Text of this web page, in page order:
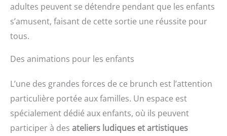
adultes peuvent se détendre pendant que les enfants
s’amusent, faisant de cette sortie une réussite pour
tous.
Des animations pour les enfants
L’une des grandes forces de ce brunch est l’attention
particulière portée aux familles. Un espace est
spécialement dédié aux enfants, où ils peuvent
participer à des ateliers ludiques et artistiques